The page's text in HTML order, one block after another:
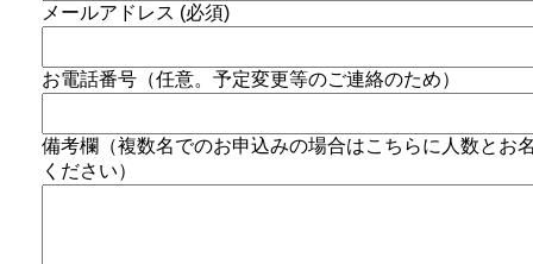
メールアドレス (必須)
お電話番号（任意。予定変更等のご連絡のため）
備考欄（複数名でのお申込みの場合はこちらに人数とお
ください）